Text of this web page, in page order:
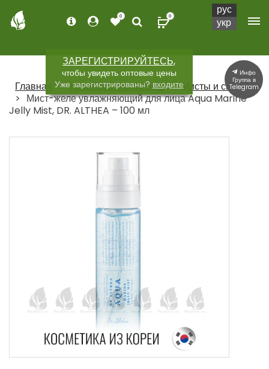
ЗАРЕГИСТРИРУЙТЕСЬ,
чтобы увидеть оптовые цены
Уже зарегистрированы? входите
0 0
Главная Корейская косметика
Мисты и спреи
Мист-желе увлажняющий для лица Aqua Marine
Jelly Mist, DR. ALTHEA – 100 мл
рус
укр
Инфо
Группа в
Telegram